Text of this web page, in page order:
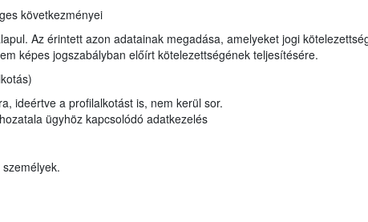
következményei
Az érintett azon adatainak megadása, amelyeket jogi
képes jogszabályban előírt kötelezettségének teljesítésére.
ideértve a profilalkotást is, nem kerül sor.
ügyhöz kapcsolódó adatkezelés